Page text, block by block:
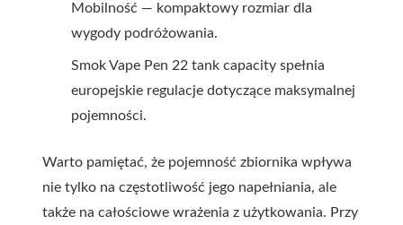
Mobilność — kompaktowy rozmiar dla
wygody podróżowania.
Smok Vape Pen 22 tank capacity spełnia
europejskie regulacje dotyczące maksymalnej
pojemności.
Warto pamiętać, że pojemność zbiornika wpływa
nie tylko na częstotliwość jego napełniania, ale
także na całościowe wrażenia z użytkowania. Przy